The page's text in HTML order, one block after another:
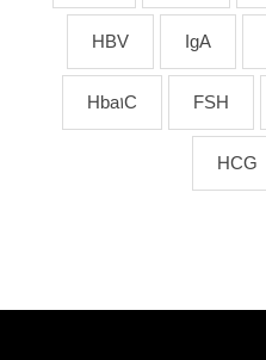
IgA
HBV
FSH
Hba1C
HCG